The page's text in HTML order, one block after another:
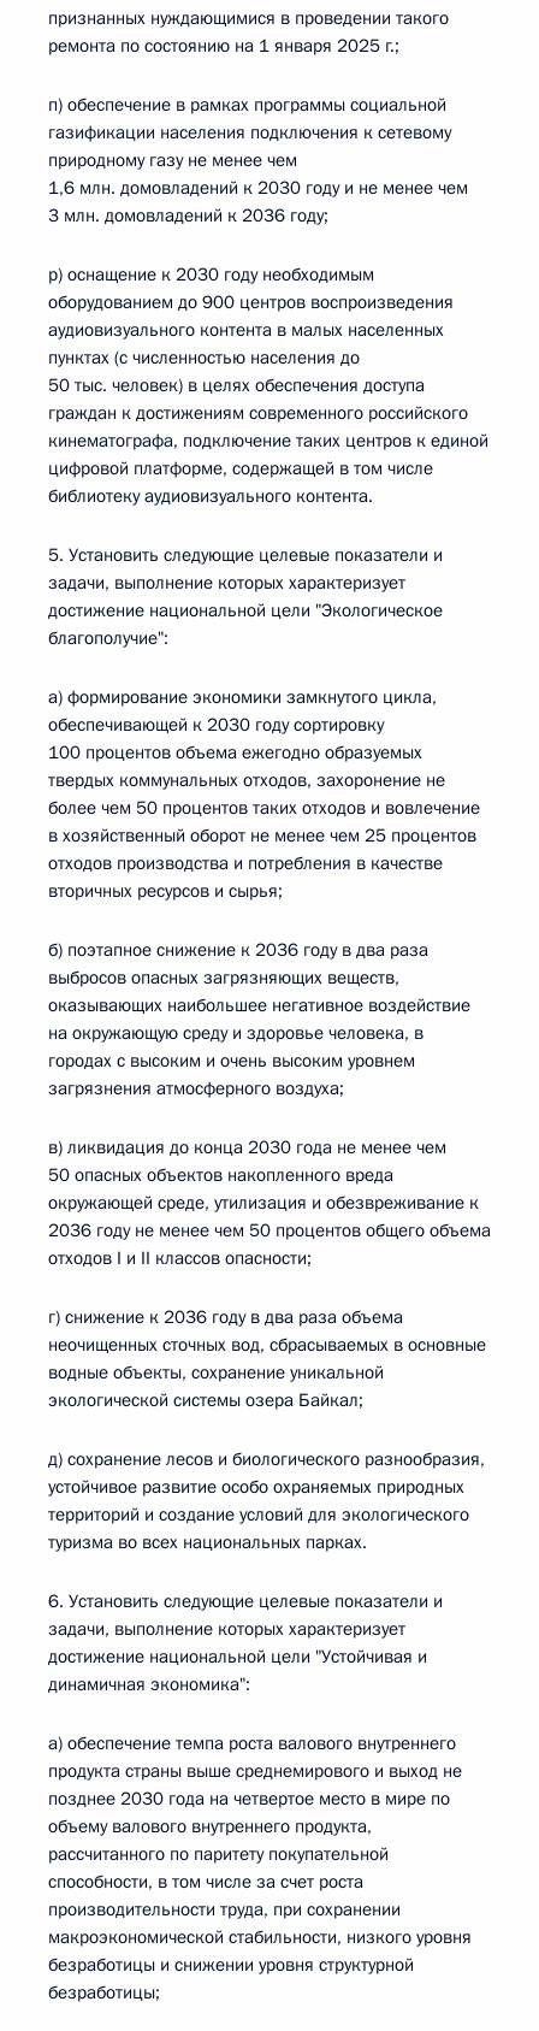
признанных нуждающимися в проведении такого
ремонта по состоянию на 1 января 2025 г.;
п) обеспечение в рамках программы социальной
газификации населения подключения к сетевому
природному газу не менее чем
1,6 млн. домовладений к 2030 году и не менее чем
3 млн. домовладений к 2036 году;
р) оснащение к 2030 году необходимым
оборудованием до 900 центров воспроизведения
аудиовизуального контента в малых населенных
пунктах (с численностью населения до
50 тыс. человек) в целях обеспечения доступа
граждан к достижениям современного российского
кинематографа, подключение таких центров к единой
цифровой платформе, содержащей в том числе
библиотеку аудиовизуального контента.
5. Установить следующие целевые показатели и
задачи, выполнение которых характеризует
достижение национальной цели "Экологическое
благополучие":
а) формирование экономики замкнутого цикла,
обеспечивающей к 2030 году сортировку
100 процентов объема ежегодно образуемых
твердых коммунальных отходов, захоронение не
более чем 50 процентов таких отходов и вовлечение
в хозяйственный оборот не менее чем 25 процентов
отходов производства и потребления в качестве
вторичных ресурсов и сырья;
б) поэтапное снижение к 2036 году в два раза
выбросов опасных загрязняющих веществ,
оказывающих наибольшее негативное воздействие
на окружающую среду и здоровье человека, в
городах с высоким и очень высоким уровнем
загрязнения атмосферного воздуха;
в) ликвидация до конца 2030 года не менее чем
50 опасных объектов накопленного вреда
окружающей среде, утилизация и обезвреживание к
2036 году не менее чем 50 процентов общего объема
отходов I и II классов опасности;
г) снижение к 2036 году в два раза объема
неочищенных сточных вод, сбрасываемых в основные
водные объекты, сохранение уникальной
экологической системы озера Байкал;
д) сохранение лесов и биологического разнообразия,
устойчивое развитие особо охраняемых природных
территорий и создание условий для экологического
туризма во всех национальных парках.
6. Установить следующие целевые показатели и
задачи, выполнение которых характеризует
достижение национальной цели "Устойчивая и
динамичная экономика":
а) обеспечение темпа роста валового внутреннего
продукта страны выше среднемирового и выход не
позднее 2030 года на четвертое место в мире по
объему валового внутреннего продукта,
рассчитанного по паритету покупательной
способности, в том числе за счет роста
производительности труда, при сохранении
макроэкономической стабильности, низкого уровня
безработицы и снижении уровня структурной
безработицы;